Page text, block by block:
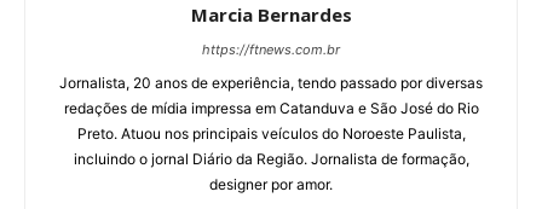
Marcia Bernardes
https://ftnews.com.br
Jornalista, 20 anos de experiência, tendo passado por diversas
redações de mídia impressa em Catanduva e São José do Rio
Preto. Atuou nos principais veículos do Noroeste Paulista,
incluindo o jornal Diário da Região. Jornalista de formação,
designer por amor.